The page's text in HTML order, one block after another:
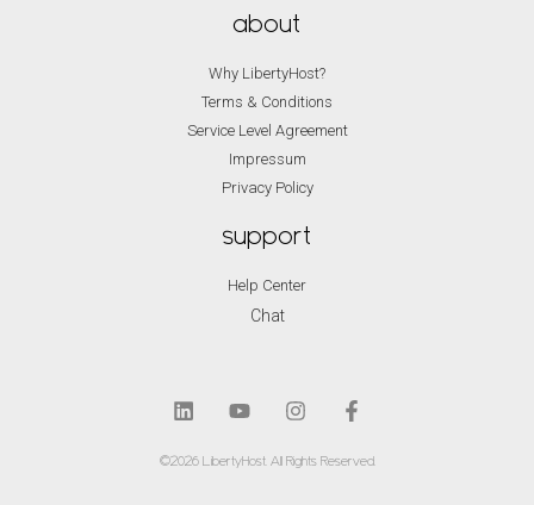
about
Why LibertyHost?
Terms & Conditions
Service Level Agreement
Impressum
Privacy Policy
support
Help Center
Chat
©2026 LibertyHost. All Rights Reserved.